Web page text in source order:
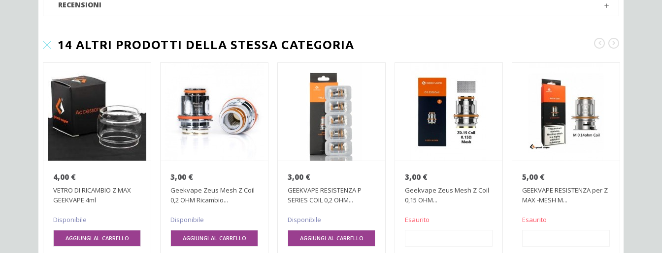
RECENSIONI
14 ALTRI PRODOTTI DELLA STESSA CATEGORIA
4,00 €
VETRO DI RICAMBIO Z MAX
GEEKVAPE 4ml
Disponibile
AGGIUNGI AL CARRELLO
3,00 €
Geekvape Zeus Mesh Z Coil
0,2 OHM Ricambio...
Disponibile
AGGIUNGI AL CARRELLO
3,00 €
GEEKVAPE RESISTENZA P
SERIES COIL 0,2 OHM...
Disponibile
AGGIUNGI AL CARRELLO
3,00 €
Geekvape Zeus Mesh Z Coil
0,15 OHM...
Esaurito
5,00 €
GEEKVAPE RESISTENZA per Z
MAX -MESH M...
Esaurito